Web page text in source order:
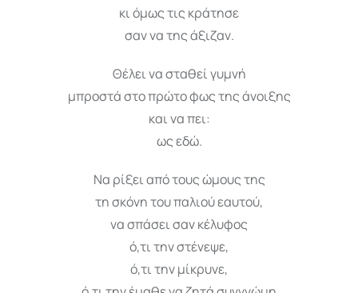
κι όμως τις κράτησε
σαν να της άξιζαν.
Θέλει να σταθεί γυμνή
μπροστά στο πρώτο φως της άνοιξης
και να πει:
ως εδώ.
Να ρίξει από τους ώμους της
τη σκόνη του παλιού εαυτού,
να σπάσει σαν κέλυφος
ό,τι την στένεψε,
ό,τι την μίκρυνε,